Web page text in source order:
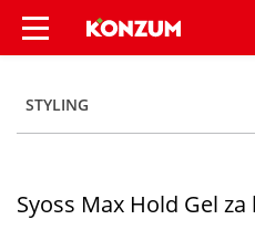
Syoss Max
STYLING
Syoss Max Hold Gel